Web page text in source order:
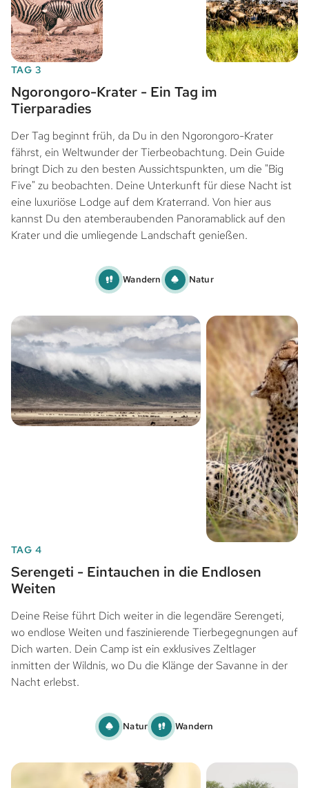
TAG 3
Ngorongoro-Krater - Ein Tag im
Tierparadies
Der Tag beginnt früh, da Du in den Ngorongoro-Krater
fährst, ein Weltwunder der Tierbeobachtung. Dein Guide
bringt Dich zu den besten Aussichtspunkten, um die "Big
Five" zu beobachten. Deine Unterkunft für diese Nacht ist
eine luxuriöse Lodge auf dem Kraterrand. Von hier aus
kannst Du den atemberaubenden Panoramablick auf den
Krater und die umliegende Landschaft genießen.
Wandern Natur
TAG 4
Serengeti - Eintauchen in die Endlosen
Weiten
Deine Reise führt Dich weiter in die legendäre Serengeti,
wo endlose Weiten und faszinierende Tierbegegnungen auf
Dich warten. Dein Camp ist ein exklusives Zeltlager
inmitten der Wildnis, wo Du die Klänge der Savanne in der
Nacht erlebst.
Natur Wandern